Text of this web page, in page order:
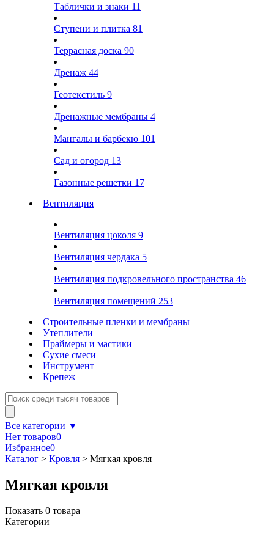
Таблички и знаки 11
Ступени и плитка 81
Террасная доска 90
Дренаж 44
Геотекстиль 9
Дренажные мембраны 4
Мангалы и барбекю 101
Сад и огород 13
Газонные решетки 17
Вентиляция
Вентиляция цоколя 9
Вентиляция чердака 5
Вентиляция подкровельного пространства 46
Вентиляция помещений 253
Строительные пленки и мембраны
Утеплители
Праймеры и мастики
Сухие смеси
Инструмент
Крепеж
Все категории ▼
Нет товаров0
Избранное0
Каталог > Кровля > Мягкая кровля
Мягкая кровля
Показать 0 товара
Категории